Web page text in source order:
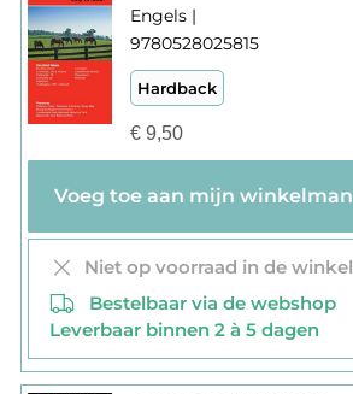
Engels |
9780528025815
Hardback
€9,50
Niet op voorraad in de winkel
Bestelbaar via de webshop
Leverbaar binnen 2 à 5 dagen